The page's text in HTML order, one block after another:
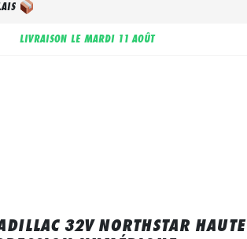
LIVRAISON LE MARDI 11 AOÛT
32V NORTHSTAR HAUTE